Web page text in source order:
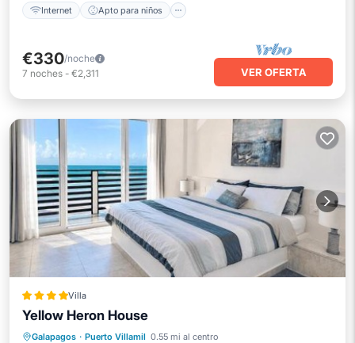
Internet Apto para niños
€330/noche
7 noches - €2,311 VER OFERTA
Villa
Yellow Heron House
Galapagos · Puerto Villamil 0.55 mi al centro
Frente al mar
Vista al mar